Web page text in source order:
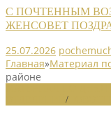
С ПОЧТЕННЫМ
ЖЕНСОВЕТ
25.07.2026
Главная»Материал
районе
/